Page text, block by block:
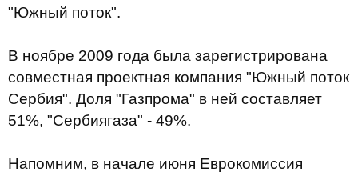
"Южный поток".
В ноябре 2009 года была зарегистрирована
совместная проектная компания "Южный поток
Сербия". Доля "Газпрома" в ней составляет
51%, "Сербиягаза" - 49%.
Напомним, в начале июня Еврокомиссия